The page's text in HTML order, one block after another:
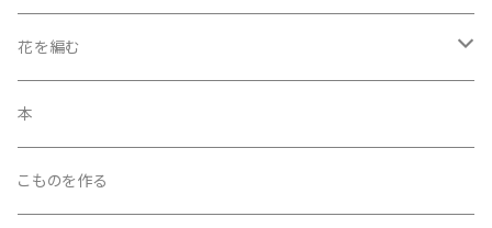
花を編む
「花を編む」6ｐ～13ｐの花
「花を編む」１4ｐ～20ｐの花
本
こものを作る